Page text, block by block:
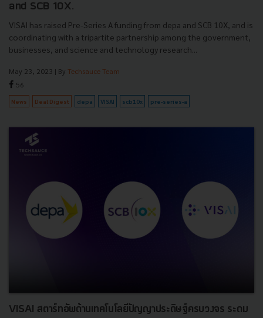
and SCB 10X.
VISAI has raised Pre-Series A funding from depa and SCB 10X, and is
coordinating with a tripartite partnership among the government,
businesses, and science and technology research...
May 23, 2023 | By Techsauce Team
56
News Deal Digest depa VISAI scb10x pre-series-a
VISAI สตาร์ทอัพด้านเทคโนโลยีปัญญาประดิษฐ์ครบวงจร ระดม